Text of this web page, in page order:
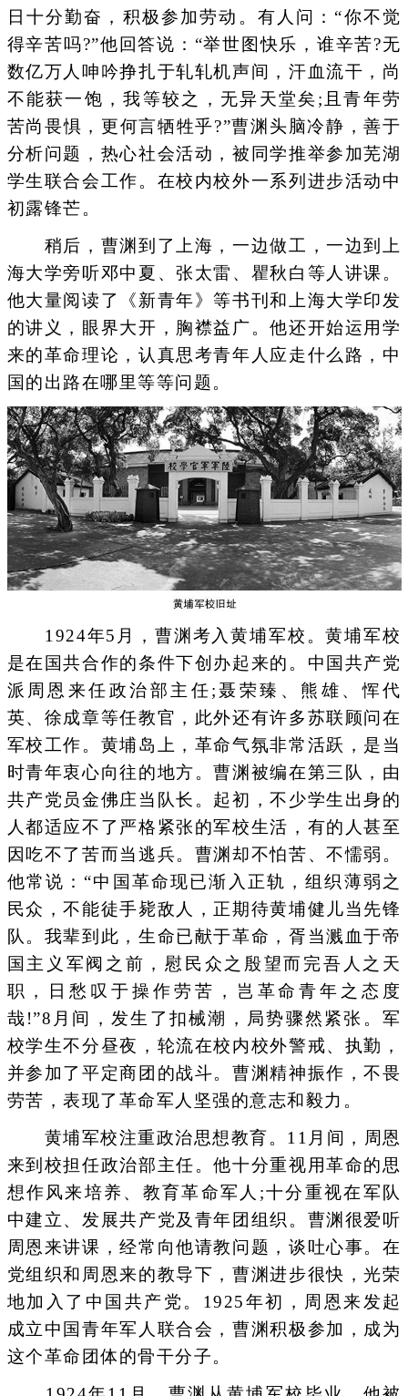
日十分勤奋，积极参加劳动。有人问：“你不觉
得辛苦吗?”他回答说：“举世图快乐，谁辛苦?无
数亿万人呻吟挣扎于轧轧机声间，汗血流干，尚
不能获一饱，我等较之，无异天堂矣;且青年劳
苦尚畏惧，更何言牺牲乎?”曹渊头脑冷静，善于
分析问题，热心社会活动，被同学推举参加芜湖
学生联合会工作。在校内校外一系列进步活动中
初露锋芒。
稍后，曹渊到了上海，一边做工，一边到上
海大学旁听邓中夏、张太雷、瞿秋白等人讲课。
他大量阅读了《新青年》等书刊和上海大学印发
的讲义，眼界大开，胸襟益广。他还开始运用学
来的革命理论，认真思考青年人应走什么路，中
国的出路在哪里等等问题。
1924年5月，曹渊考入黄埔军校。黄埔军校
是在国共合作的条件下创办起来的。中国共产党
派周恩来任政治部主任;聂荣臻、熊雄、恽代
英、徐成章等任教官，此外还有许多苏联顾问在
军校工作。黄埔岛上，革命气氛非常活跃，是当
时青年衷心向往的地方。曹渊被编在第三队，由
共产党员金佛庄当队长。起初，不少学生出身的
人都适应不了严格紧张的军校生活，有的人甚至
因吃不了苦而当逃兵。曹渊却不怕苦、不懦弱。
他常说：“中国革命现已渐入正轨，组织薄弱之
民众，不能徒手毙敌人，正期待黄埔健儿当先锋
队。我辈到此，生命已献于革命，胥当溅血于帝
国主义军阀之前，慰民众之殷望而完吾人之天
职，日愁叹于操作劳苦，岂革命青年之态度
哉!”8月间，发生了扣械潮，局势骤然紧张。军
校学生不分昼夜，轮流在校内校外警戒、执勤，
并参加了平定商团的战斗。曹渊精神振作，不畏
劳苦，表现了革命军人坚强的意志和毅力。
黄埔军校注重政治思想教育。11月间，周恩
来到校担任政治部主任。他十分重视用革命的思
想作风来培养、教育革命军人;十分重视在军队
中建立、发展共产党及青年团组织。曹渊很爱听
周恩来讲课，经常向他请教问题，谈吐心事。在
党组织和周恩来的教导下，曹渊进步很快，光荣
地加入了中国共产党。1925年初，周恩来发起
成立中国青年军人联合会，曹渊积极参加，成为
这个革命团体的骨干分子。